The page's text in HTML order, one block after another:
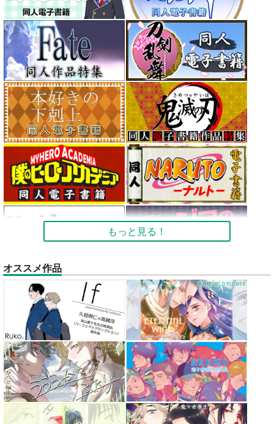
もっと見る！
オススメ作品